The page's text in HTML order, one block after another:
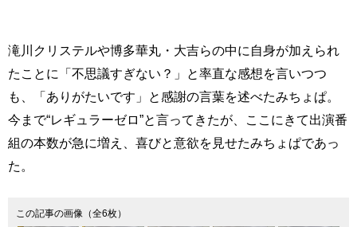
滝川クリステルや博多華丸・大吉らの中に自身が加えられ
たことに「不思議すぎない？」と率直な感想を言いつつ
も、「ありがたいです」と感謝の言葉を述べたみちょぱ。
今まで“レギュラーゼロ”と言ってきたが、ここにきて出演番
組の本数が急に増え、喜びと意欲を見せたみちょぱであっ
た。
この記事の画像（全6枚）